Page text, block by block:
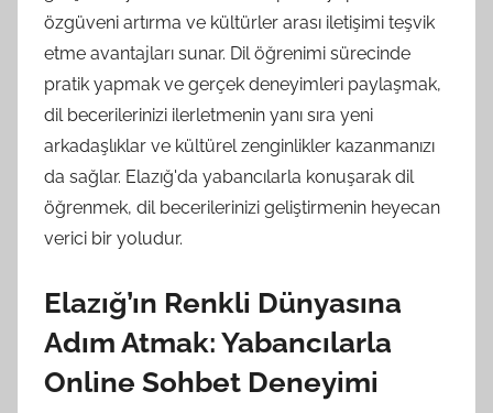
özgüveni artırma ve kültürler arası iletişimi teşvik
etme avantajları sunar. Dil öğrenimi sürecinde
pratik yapmak ve gerçek deneyimleri paylaşmak,
dil becerilerinizi ilerletmenin yanı sıra yeni
arkadaşlıklar ve kültürel zenginlikler kazanmanızı
da sağlar. Elazığ'da yabancılarla konuşarak dil
öğrenmek, dil becerilerinizi geliştirmenin heyecan
verici bir yoludur.
Elazığ’ın Renkli Dünyasına
Adım Atmak: Yabancılarla
Online Sohbet Deneyimi